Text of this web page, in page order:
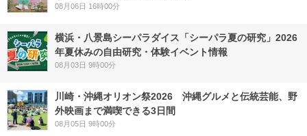
08月06日 16時00分
横浜・八景島シーパラダイス「シーパラ夏の研究」2026
年夏休みの自由研究・体験イベント情報
08月03日 9時00分
川崎・沖縄オリオン祭2026 沖縄グルメと伝統芸能、野
外映画まで満喫できる3日間
08月05日 9時00分